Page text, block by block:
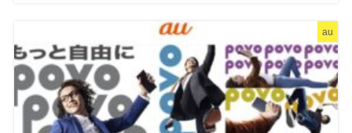
au